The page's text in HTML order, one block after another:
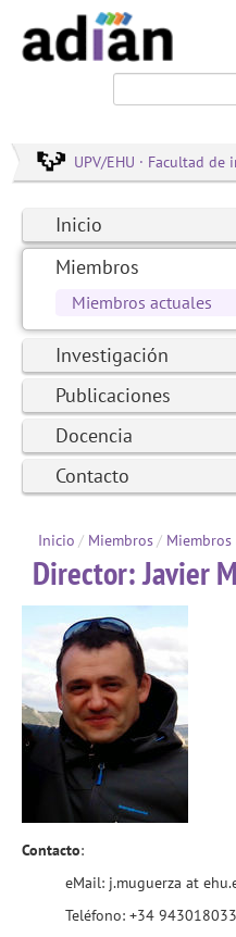
UPV/EHU · Facultad de
Inicio
Miembros
Miembros actuales
Investigación
Publicaciones
Docencia
Contacto
Inicio / Miembros/
Director:Javier
Contacto:
eMail: j.muguerza at
Teléfono: +34 943018033